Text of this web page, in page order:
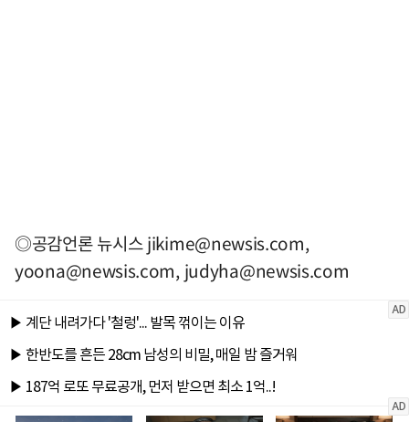
◎공감언론 뉴시스jikime@newsis.com,
yoona@newsis.com, judyha@newsis.com